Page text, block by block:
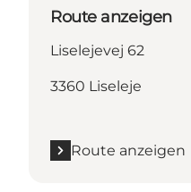
Route anzeigen
Liselejevej 62
3360 Liseleje
Route anzeigen